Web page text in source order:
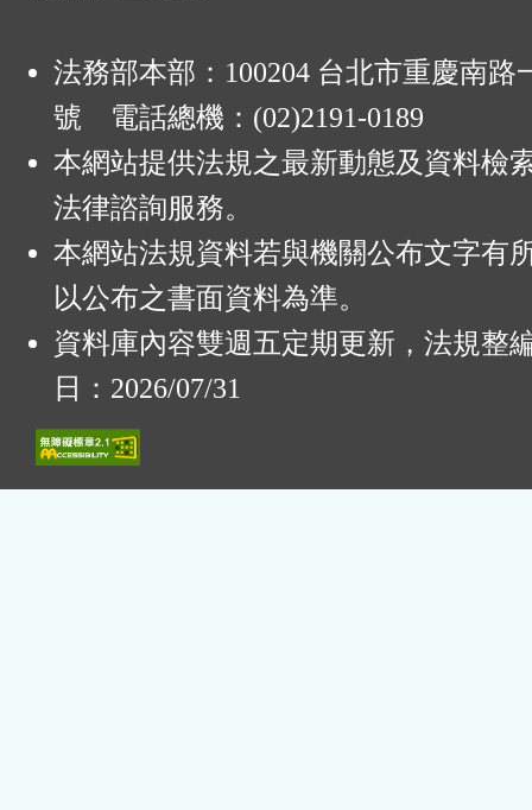
法務部本部：100204 台北市重慶南路
號 電話總機：(02)2191-0189
本網站提供法規之最新動態及資料檢
法律諮詢服務。
本網站法規資料若與機關公布文字有
以公布之書面資料為準。
資料庫內容雙週五定期更新，法規整
日：2026/07/31